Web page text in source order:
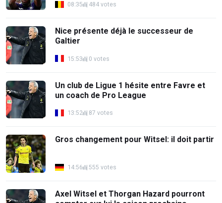
08:35 484 votes
Nice présente déjà le successeur de
Galtier
15:53 0 votes
Un club de Ligue 1 hésite entre Favre et
un coach de Pro League
13:52 87 votes
Gros changement pour Witsel: il doit partir
14:56 555 votes
Axel Witsel et Thorgan Hazard pourront